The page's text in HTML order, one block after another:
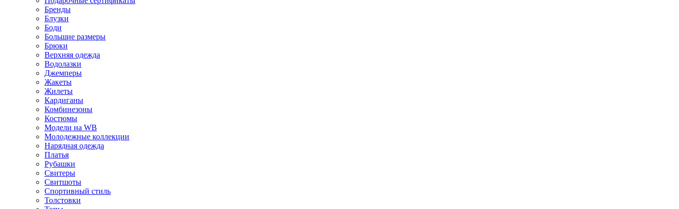
Бренды
Блузки
Боди
Большие размеры
Брюки
Верхняя одежда
Водолазки
Джемперы
Жакеты
Жилеты
Кардиганы
Комбинезоны
Костюмы
Модели на WB
Молодежные коллекции
Нарядная одежда
Платья
Рубашки
Свитеры
Свитшоты
Спортивный стиль
Толстовки